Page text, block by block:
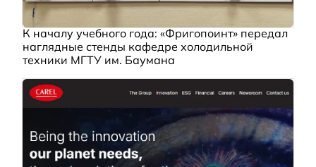
К началу учебного года: «Фригопоинт» передал
наглядные стенды кафедре холодильной
техники МГТУ им. Баумана